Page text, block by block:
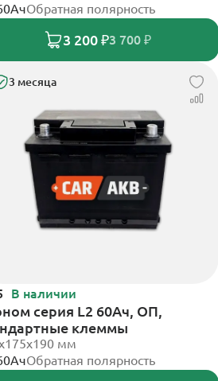
Обратная полярность
3 200 ₽3 700 ₽
3 месяца
В наличии
серия L2 60Ач, ОП,
клеммы
мм
Обратная полярность